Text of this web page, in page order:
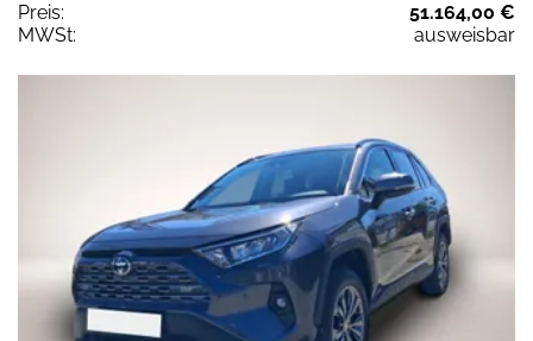
Preis:
51.164,00 €
MWSt:
ausweisbar